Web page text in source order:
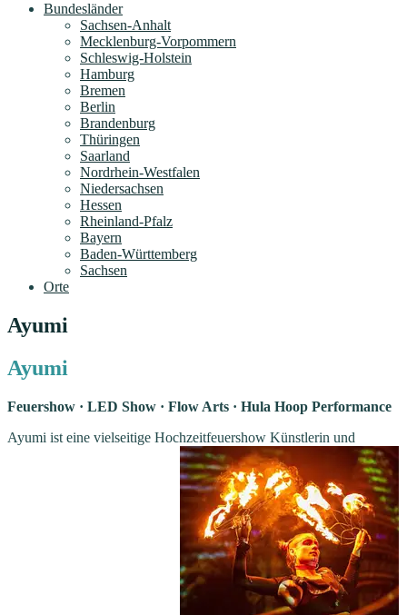
Bundesländer
Sachsen-Anhalt
Mecklenburg-Vorpommern
Schleswig-Holstein
Hamburg
Bremen
Berlin
Brandenburg
Thüringen
Saarland
Nordrhein-Westfalen
Niedersachsen
Hessen
Rheinland-Pfalz
Bayern
Baden-Württemberg
Sachsen
Orte
Ayumi
Ayumi
Feuershow · LED Show · Flow Arts · Hula Hoop Performance
Ayumi ist eine vielseitige Hochzeitfeuershow Künstlerin und